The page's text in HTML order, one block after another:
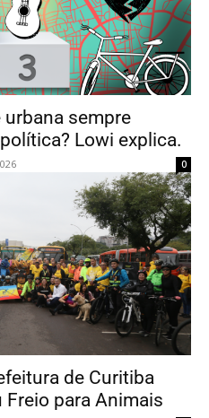
sempre
Lowi explica.
0
de Curitiba
Freio para Animais